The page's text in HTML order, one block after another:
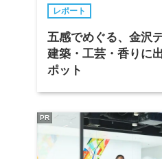
レポート
五感でめぐる、金沢
建築・工芸・香りに
ポット
PR